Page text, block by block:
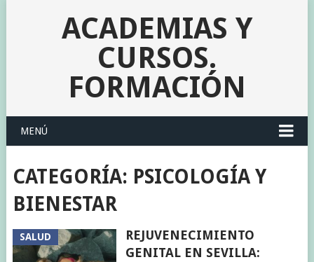
ACADEMIAS Y
CURSOS.
FORMACIÓN
MENÚ
CATEGORÍA: PSICOLOGÍA Y
BIENESTAR
SALUD
REJUVENECIMIENTO
GENITAL EN SEVILLA: